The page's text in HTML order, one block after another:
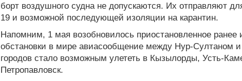
борт воздушного судна не допускаются. Их отправляют
19 и возможной последующей изоляции на карантин.
Напомним, 1 мая возобновилось приостановленное ранее
обстановки в мире авиасообщение между Нур-Султаном
городов стало возможным улететь в Кызылорды, Усть-
Петропавловск.